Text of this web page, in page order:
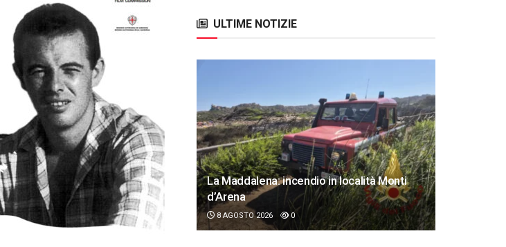
ULTIME NOTIZIE
La Maddalena: incendio in località Monti
d’Arena
8 AGOSTO 2026 0